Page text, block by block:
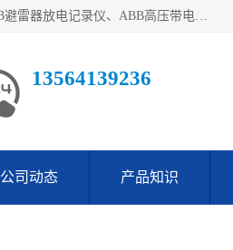
目前我们经销的优势产品主要如下：德国STOBER斯德博、伺服驱动器、电机、减速机、ABB避雷器放电记录仪、ABB高压带电指示器、模拟指示器、柜用照明灯、风机控制器、日本SSS阀门定位器；德国NORD诺德、德国SEW、ITT压力开关、ROSS、伦茨、WEST、ATOS、派克、SSS、三菱、 EVCO、 尤尼帕斯、日本三桥、三菱、威格士、KEB科比等等，品牌众多，无法一一列举！详情来电咨询
13564139236
公司动态 产品知识